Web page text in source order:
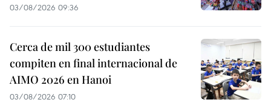
03/08/2026 09:36
Cerca de mil 300 estudiantes
compiten en final internacional de
AIMO 2026 en Hanoi
03/08/2026 07:10